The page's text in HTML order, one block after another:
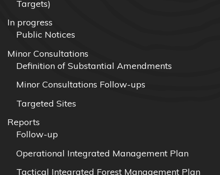
Targets)
In progress
Public Notices
Minor Consultations
Definition of Substantial Amendments
Minor Consultations Follow-ups
Targeted Sites
Reports
Follow-up
Operational Integrated Management Plan
Tactical Integrated Forest Management Plan